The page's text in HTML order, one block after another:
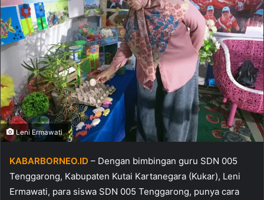
Leni Ermawati
KABARBORNEO.ID – Dengan bimbingan guru SDN 005
Tenggarong, Kabupaten Kutai Kartanegara (Kukar), Leni
Ermawati, para siswa SDN 005 Tenggarong, punya cara